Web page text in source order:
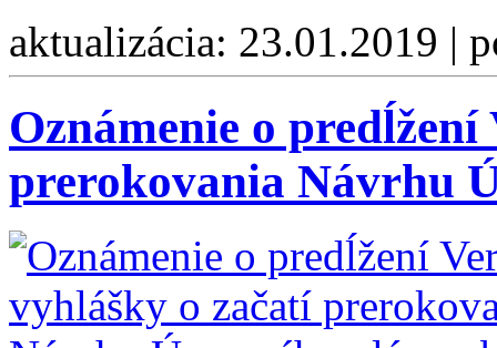
aktualizácia: 23.01.2019 |
Oznámenie o
prerokovania Návrhu